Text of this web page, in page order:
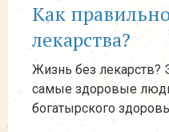
Как
лекарства?
Жизнь без лекарств?
самые здоровые
богатырского